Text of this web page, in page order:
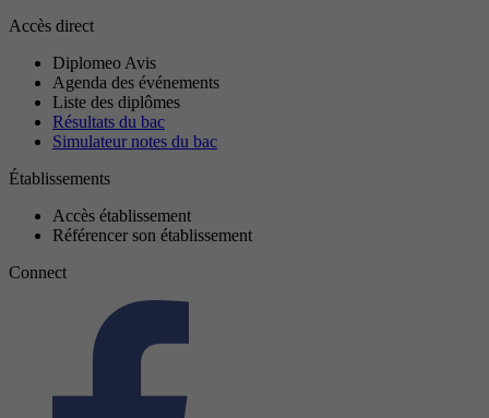
Accès direct
Diplomeo Avis
Agenda des événements
Liste des diplômes
Résultats du bac
Simulateur notes du bac
Établissements
Accès établissement
Référencer son établissement
Connect